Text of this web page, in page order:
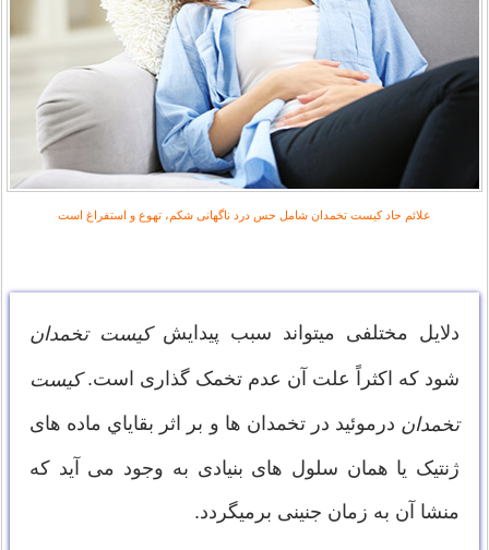
علائم حاد كیست تخمدان شامل حس درد ناگهانی شكم، تهوع و استفراغ است
دلایل مختلفی میتواند سبب پیدایشكیست تخمدان
شود كه اكثراً علت آن عدم تخمک گذاری است.کیست
تخمدان درموئید در تخمدان ها و بر اثر بقاياي ماده های
ژنتیک یا همان سلول های بنیادی به وجود می آید که
منشا آن به زمان جنینی برمیگردد.